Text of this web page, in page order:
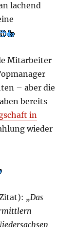
lachend
Mitarbeiter
– aber die
bereits
in
wieder
„Das